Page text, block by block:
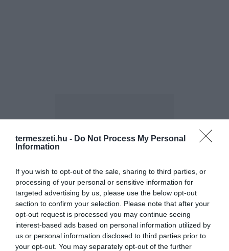
termeszeti.hu - Do Not Process My Personal
Information
If you wish to opt-out of the sale, sharing to third parties, or
processing of your personal or sensitive information for
targeted advertising by us, please use the below opt-out
section to confirm your selection. Please note that after your
opt-out request is processed you may continue seeing
interest-based ads based on personal information utilized by
us or personal information disclosed to third parties prior to
your opt-out. You may separately opt-out of the further
VÉLETLENÜL DERÜLT KI A DOLMÁNYOS GYÜMÖLCSRIGÓRÓL,
HOGY MÉRGEZŐ ÉS AKÁR HALÁLT IS OKOZHAT
KÖVETKEZŐ CIKK
AKÁR EGY LUXUSAUTÓ ÁRÁBA IS KERÜLHET A LADOUM JUH, A
JUHOK KIRÁLYA